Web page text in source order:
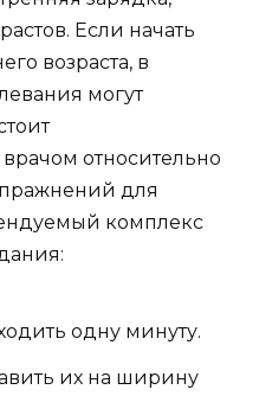
Если начать
возраста, в
могут
относительно
для
комплекс
одну минуту.
их на ширину